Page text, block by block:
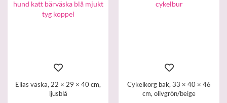
Elias väska, 22 × 29 × 40 cm,
ljusblå
Cykelkorg bak, 33 × 40 × 46
cm, olivgrön/beige